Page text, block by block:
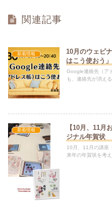
関連記事
新着情報
10月のウェビ
はこう使おう」
Google連絡先（ア
も、連絡先が消え
新着情報
【10月、11月
ジナル年賀状
10月、11月の講座
来年の年賀状を考